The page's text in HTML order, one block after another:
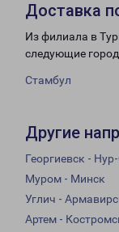
Доставка
Из филиала в
следующие
Стамбул
Другие
Георгиевск -
Муром - Минск
Углич -
Артем -